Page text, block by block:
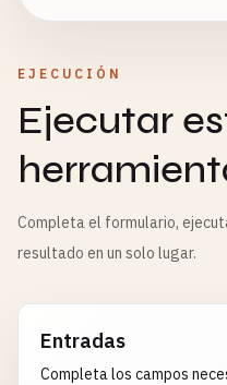
EJECUCIÓN
Ejecutar
Completa el formulario,
resultado en un solo lugar.
Entradas
Completa los campos